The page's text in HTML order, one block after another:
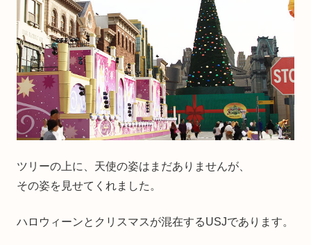
ツリーの上に、天使の姿はまだありませんが、
その姿を見せてくれました。
ハロウィーンとクリスマスが混在するUSJであります。